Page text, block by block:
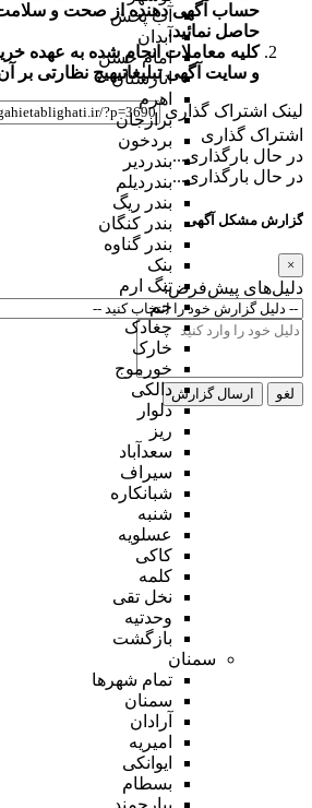
آب پخش
آبدان
امام حسن
انارستان
اهرم
برازجان
بردخون
بندردیر
بندردیلم
بندر ریگ
بندر کنگان
بندر گناوه
بنک
تنگ ارم
جم
چغادک
خارک
خورموج
دالکی
دلوار
ریز
سعدآباد
سیراف
شبانکاره
شنبه
عسلویه
کاکی
کلمه
نخل تقی
وحدتیه
بازگشت
سمنان
تمام شهر‌ها
سمنان
آرادان
امیریه
ایوانکی
بسطام
حساب آگهی دهنده از صحت و سلامت
حاصل نمائید.
کلیه معاملات انجام شده به عهده
و سایت آگهی تبلیغاتیهیچ نظارتی بر
لینک اشتراک گذاری
اشتراک گذاری
در حال بارگذاری...
در حال بارگذاری...
گزارش مشکل آگهی
×
دلیل‌های پیش‌فرض:
لغو ارسال گزارش